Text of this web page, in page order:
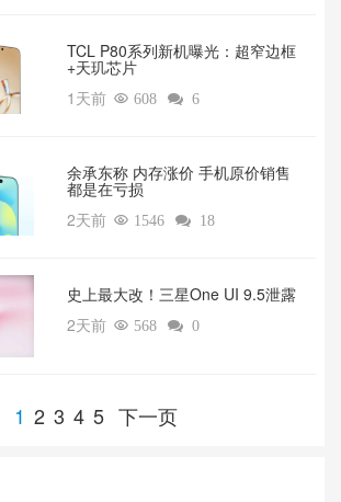
TCL P80系列新机曝光：超窄边框
+天玑芯片
1天前  608  6
余承东称 内存涨价 手机原价销售
都是在亏损
2天前  1546  18
‌史上最大改！三星One UI 9.5泄露
2天前  568  0
1 2 3 4 5 下一页